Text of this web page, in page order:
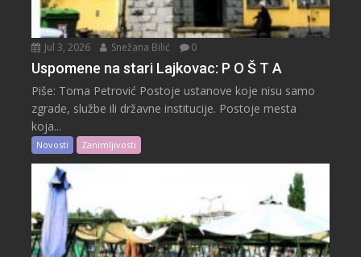
Jul 3, 2026 Snežana Bilić 0
Uspomene na stari Lajkovac: P O Š T A
Piše: Toma Petrović Postoje ustanove koje nisu samo
zgrade, službe ili državne institucije. Postoje mesta
koja...
Novosti Zanimljivosti